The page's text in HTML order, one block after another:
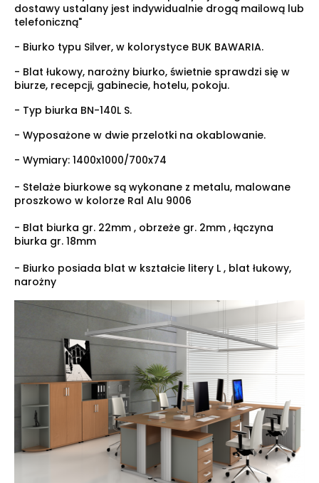
dostawy ustalany jest indywidualnie drogą mailową lub
telefoniczną"
- Biurko typu Silver, w kolorystyce BUK BAWARIA.
- Blat łukowy, narożny biurko, świetnie sprawdzi się w
biurze, recepcji, gabinecie, hotelu, pokoju.
- Typ biurka BN-140L S.
- Wyposażone w dwie przelotki na okablowanie.
- Wymiary: 1400x1000/700x74
- Stelaże biurkowe są wykonane z metalu, malowane
proszkowo w kolorze Ral Alu 9006
- Blat biurka gr. 22mm , obrzeże gr. 2mm , łączyna
biurka gr. 18mm
- Biurko posiada blat w kształcie litery L , blat łukowy,
narożny